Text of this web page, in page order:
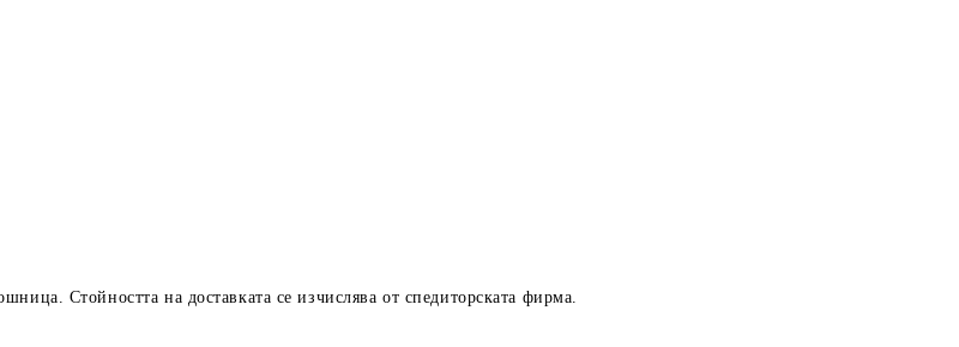
Стойността на доставката се изчислява от спедиторската фирма.